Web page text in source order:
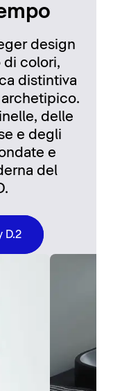
design
di colori,
distintiva
delle
e degli
e
del
D.2